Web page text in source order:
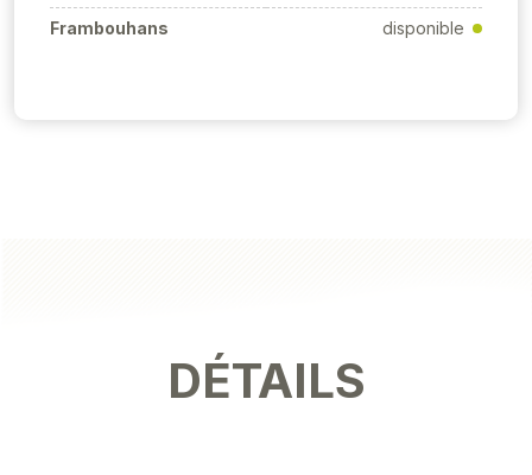
Frambouhans disponible
DÉTAILS